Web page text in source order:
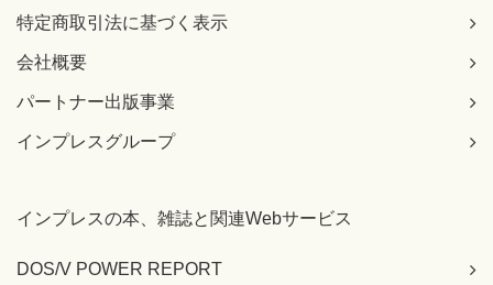
17-1-4 フロー制御
17-2 TCPヘッダの内容
17-2-1 フラグ
17-2-3 送信と応答
17-3-1 コネクションの確立
17-4-1 シーケンス番号
17-4-3 エラーへの対応
特定商取引法に基づく表示
会社概要
パートナー出版事業
インプレスグループ
インプレスの本、雑誌と関連Webサービス
DOS/V POWER REPORT